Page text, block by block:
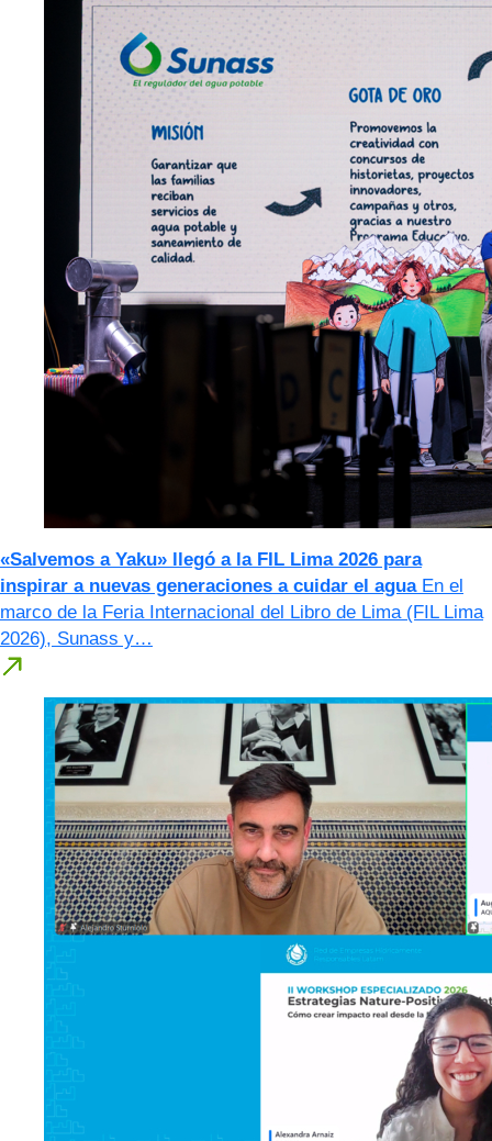
«Salvemos a Yaku» llegó a la FIL Lima 2026 para
inspirar a nuevas generaciones a cuidar el agua En el
marco de la Feria Internacional del Libro de Lima (FIL Lima
2026), Sunass y…